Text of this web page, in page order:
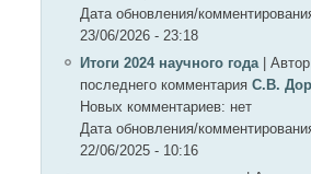
Дата обновления/
23/06/2026 - 23:18
Итоги 2024 научного года
Автор
последнего комментария С.В.
Новых комментариев: нет
Дата обновления/
22/06/2025 - 10:16